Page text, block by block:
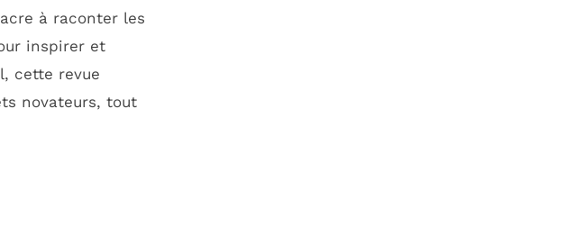
à raconter les
inspirer et
cette revue
novateurs, tout